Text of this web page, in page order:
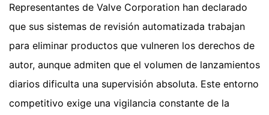
Representantes de Valve Corporation han declarado
que sus sistemas de revisión automatizada trabajan
para eliminar productos que vulneren los derechos de
autor, aunque admiten que el volumen de lanzamientos
diarios dificulta una supervisión absoluta. Este entorno
competitivo exige una vigilancia constante de la